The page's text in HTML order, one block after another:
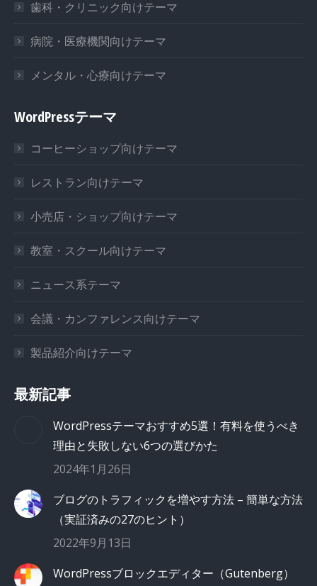
歯科・クリニック向けテーマ
病院・医療機関向けテーマ
メンタル・心療向けテーマ
WordPressテーマ
コーヒーショップ向けテーマ
レストラン向けテーマ
小売店・ショップ向けテーマ
教室・スクール向けテーマ
ニュース系テーマ
会議・カンファレンス向けテーマ
製品紹介向けテーマ
最新記事
WordPressテーマおすすめ5選！有料を使うべき
理由と失敗しない6つの選びかた
2024年1月26日
ブログのトラフィックを増やす方法 – 簡単な方法
（実証済みの27のヒント）
2022年9月13日
WordPressブロックエディター（Gutenberg）